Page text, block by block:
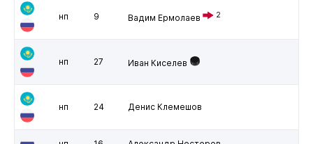
нп 9 Вадим Ермолаев 2
нп 27 Иван Киселев
нп 24 Денис Клемешов